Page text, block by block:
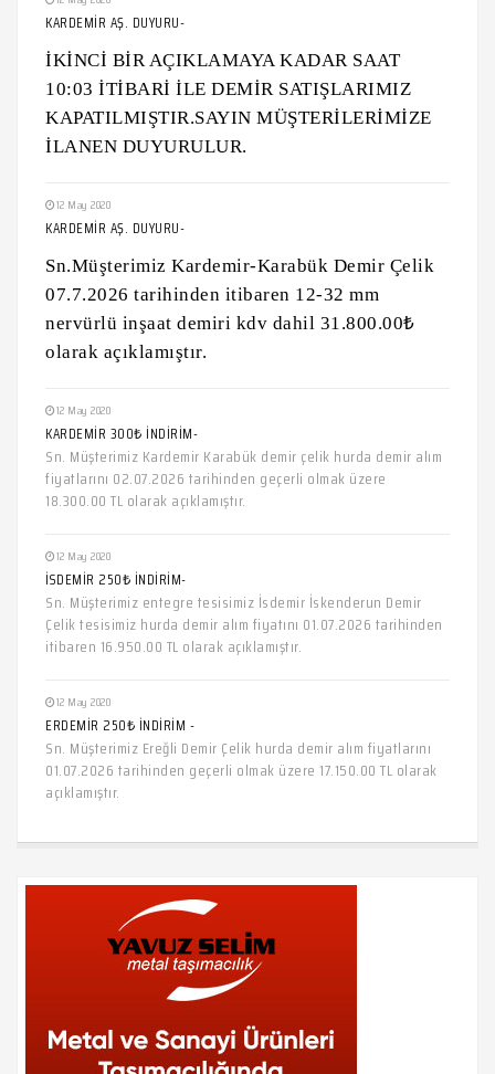
KARDEMİR AŞ. DUYURU-
İKİNCİ BİR AÇIKLAMAYA KADAR SAAT
10:03 İTİBARİ İLE DEMİR SATIŞLARIMIZ
KAPATILMIŞTIR.SAYIN MÜŞTERİLERİMİZE
İLANEN DUYURULUR.
12 May 2020
KARDEMİR AŞ. DUYURU-
Sn.Müşterimiz Kardemir-Karabük Demir Çelik
07.7.2026 tarihinden itibaren 12-32 mm
nervürlü inşaat demiri kdv dahil 31.800.00₺
olarak açıklamıştır.
12 May 2020
KARDEMİR 300₺ İNDİRİM-
Sn. Müşterimiz Kardemir Karabük demir çelik hurda demir alım
fiyatlarını 02.07.2026 tarihinden geçerli olmak üzere
18.300.00 TL olarak açıklamıştır.
12 May 2020
İSDEMİR 250₺ İNDİRİM-
Sn. Müşterimiz entegre tesisimiz İsdemir İskenderun Demir
Çelik tesisimiz hurda demir alım fiyatını 01.07.2026 tarihinden
itibaren 16.950.00 TL olarak açıklamıştır.
12 May 2020
ERDEMİR 250₺ İNDİRİM -
Sn. Müşterimiz Ereğli Demir Çelik hurda demir alım fiyatlarını
01.07.2026 tarihinden geçerli olmak üzere 17.150.00 TL olarak
açıklamıştır.